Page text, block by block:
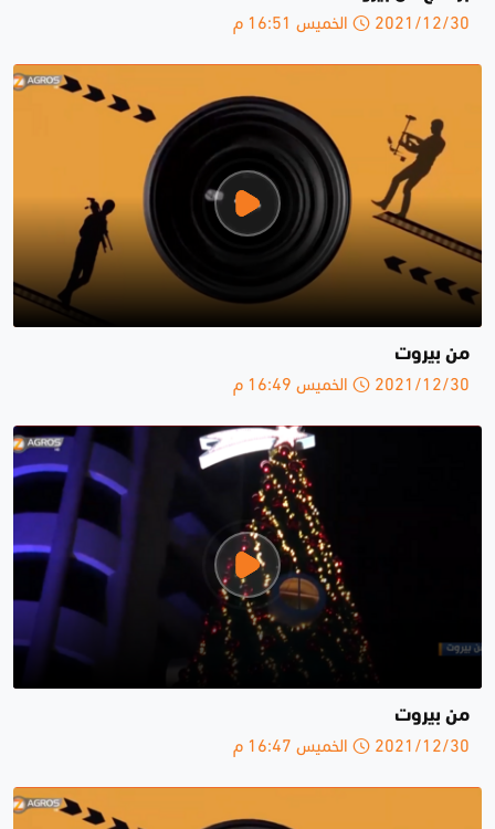
2021/12/30 الخميس 16:51 م
من بيروت
2021/12/30 الخميس 16:49 م
من بيروت
2021/12/30 الخميس 16:47 م